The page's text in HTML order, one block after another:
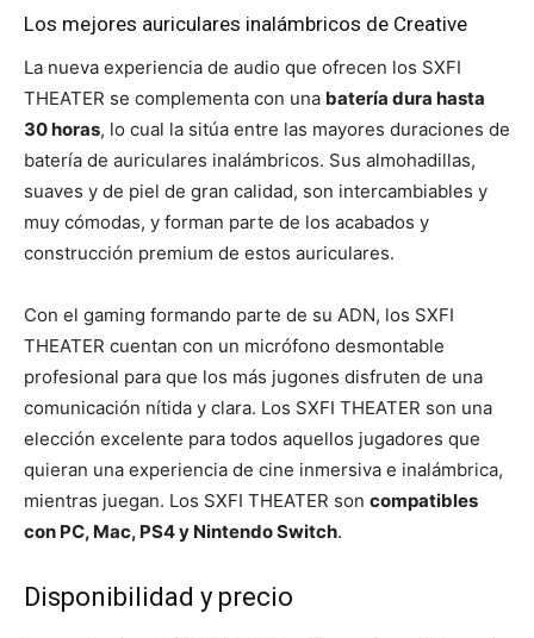
Los mejores auriculares inalámbricos de Creative
La nueva experiencia de audio que ofrecen los SXFI
THEATER se complementa con una batería dura hasta
30 horas, lo cual la sitúa entre las mayores duraciones de
batería de auriculares inalámbricos. Sus almohadillas,
suaves y de piel de gran calidad, son intercambiables y
muy cómodas, y forman parte de los acabados y
construcción premium de estos auriculares.
Con el gaming formando parte de su ADN, los SXFI
THEATER cuentan con un micrófono desmontable
profesional para que los más jugones disfruten de una
comunicación nítida y clara. Los SXFI THEATER son una
elección excelente para todos aquellos jugadores que
quieran una experiencia de cine inmersiva e inalámbrica,
mientras juegan. Los SXFI THEATER son compatibles
con PC, Mac, PS4 y Nintendo Switch.
Disponibilidad y precio